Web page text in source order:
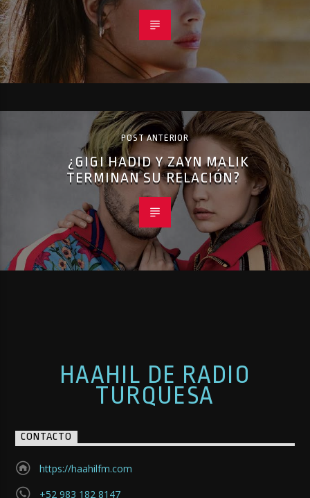
POST ANTERIOR
¿GIGI HADID Y ZAYN MALIK
TERMINAN SU RELACIÓN?
HAAHIL DE RADIO
TURQUESA
CONTACTO
https://haahilfm.com
+52 983 182 8147